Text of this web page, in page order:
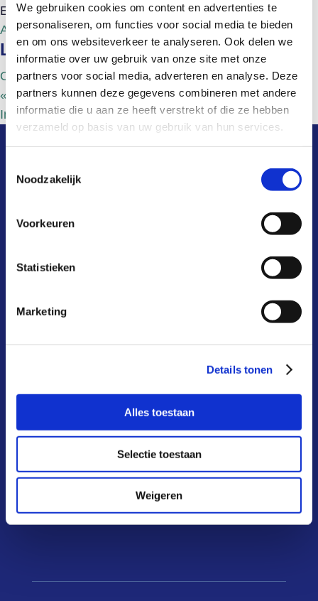
We gebruiken cookies om content en advertenties te
personaliseren, om functies voor social media te bieden
en om ons websiteverkeer te analyseren. Ook delen we
informatie over uw gebruik van onze site met onze
partners voor social media, adverteren en analyse. Deze
partners kunnen deze gegevens combineren met andere
informatie die u aan ze heeft verstrekt of die ze hebben
verzameld op basis van uw gebruik van hun services.
Noodzakelijk
Voorkeuren
Statistieken
Marketing
Details tonen
Alles toestaan
Selectie toestaan
Weigeren
Evenement Categorie: Informatiebijeenkomsten
Algemeen
Locatie
Online
« Informatiebijeenkomst
Informatiebijeenkomst »
wat is het?
kosten & baten
infoportaal
over ons
contact